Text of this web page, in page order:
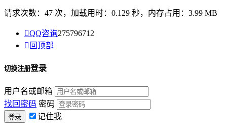
请求次数：47 次，加载用时：0.129 秒，内存占用：3.99 MB
QQ咨询275796712
 回顶部
切换注册登录
用户名或邮箱
找回密码 密码
记住我